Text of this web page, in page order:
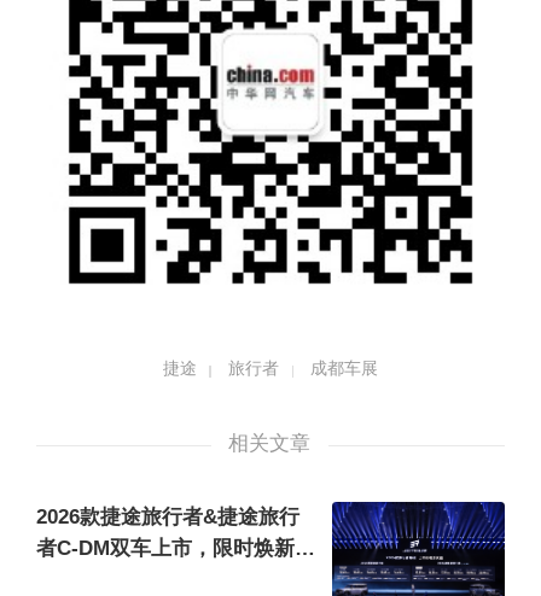
小离地间隙220mm、涉水深度 700mm的硬核
表现，能爬山爬坡，敢下水越河，让用户全路
况尽情野，轻松解锁更多未知风景，享受旅行
的乐趣。
捷途 旅行者 成都车展
相关文章
2026款捷途旅行者&捷途旅行
者C-DM双车上市，限时焕新价